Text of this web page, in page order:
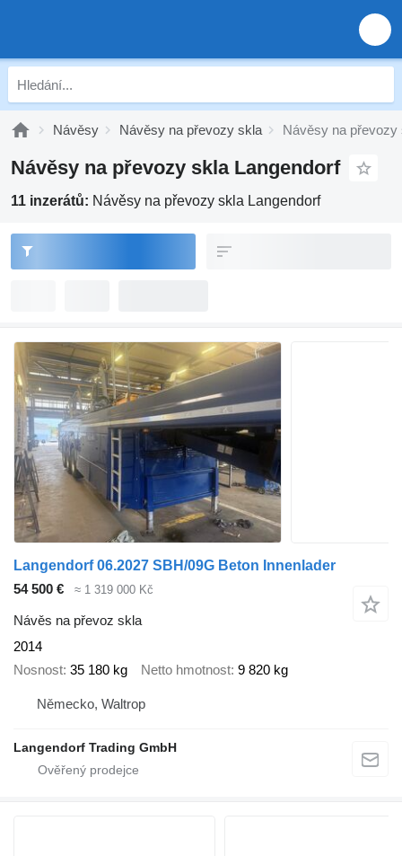
Návěsy Návěsy na převozy skla Návěsy na převozy
Návěsy na převozy skla Langendorf
11 inzerátů: Návěsy na převozy skla Langendorf
Langendorf 06.2027 SBH/09G Beton Innenlader
54 500 €
≈ 1 319 000 Kč
Návěs na převoz skla
2014
Nosnost 35 180 kg Netto hmotnost 9 820 kg
Německo, Waltrop
Langendorf Trading GmbH